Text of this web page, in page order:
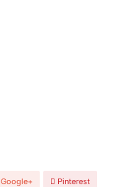
Google+ Pinterest